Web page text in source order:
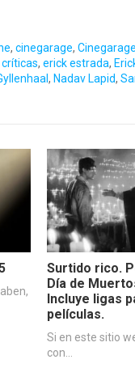
, cinegarage,
críticas, erick estrada,
, Nadav Lapid,
Surtido rico.
Día de
Incluye ligas
películas.
Si en este sitio
con…